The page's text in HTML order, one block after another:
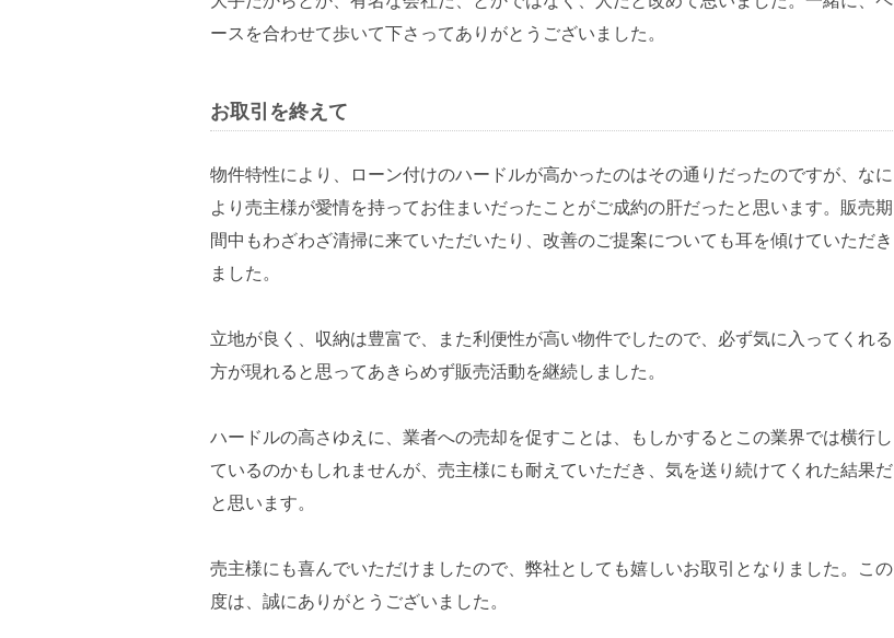
ースを合わせて歩いて下さってありがとうございました。
お取引を終えて
物件特性により、ローン付けのハードルが高かったのはその通りだったのですが、なに
より売主様が愛情を持ってお住まいだったことがご成約の肝だったと思います。販売期
間中もわざわざ清掃に来ていただいたり、改善のご提案についても耳を傾けていただき
ました。
立地が良く、収納は豊富で、また利便性が高い物件でしたので、必ず気に入ってくれる
方が現れると思ってあきらめず販売活動を継続しました。
ハードルの高さゆえに、業者への売却を促すことは、もしかするとこの業界では横行し
ているのかもしれませんが、売主様にも耐えていただき、気を送り続けてくれた結果だ
と思います。
売主様にも喜んでいただけましたので、弊社としても嬉しいお取引となりました。この
度は、誠にありがとうございました。